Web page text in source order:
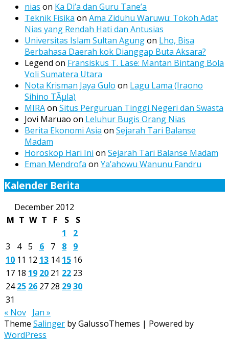
nias on Ka Di’a dan Guru Tane’a
Teknik Fisika on Ama Ziduhu Waruwu: Tokoh Adat
Nias yang Rendah Hati dan Antusias
Universitas Islam Sultan Agungon Lho, Bisa
Berbahasa Daerah kok Dianggap Buta Aksara?
Legend on Fransiskus T. Lase: Mantan Bintang Bola
Voli Sumatera Utara
Nota Krisman Jaya Gulo on Lagu Lama (Iraono
Sihino TÃµla)
MIRAon Situs Perguruan Tinggi Negeri dan Swasta
Jovi Maruao on Leluhur Bugis Orang Nias
Berita Ekonomi Asia on Sejarah Tari Balanse
Madam
Horoskop Hari Ini on Sejarah Tari Balanse Madam
Eman Mendrofa on Ya’ahowu Wanunu Fandru
Kalender Berita
December 2012
M T W T F S
S
1
2
3
4 5 6 7 8
9
10 11 12 13 14 15 16
17 18 19 20 21 22 23
24 25 26 27 28 2930
31
« Nov Jan »
Theme Salinger by GalussoThemes | Powered by
WordPress